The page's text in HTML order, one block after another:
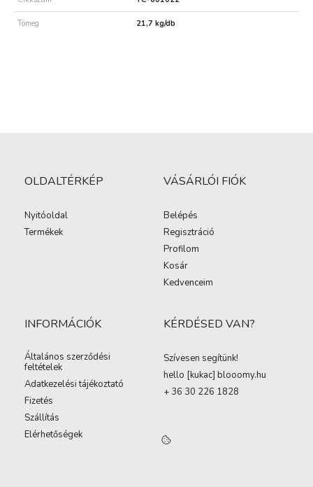
Tömeg 21,7 kg/db
OLDALTÉRKÉP
Nyitóoldal
Termékek
VÁSÁRLÓI FIÓK
Belépés
Regisztráció
Profilom
Kosár
Kedvenceim
INFORMÁCIÓK
Általános szerződési
feltételek
Adatkezelési tájékoztató
Fizetés
Szállítás
Elérhetőségek
KÉRDÉSED VAN?
Szívesen segítünk!
hello [kukac] blooomy.hu
+ 36 30 226 1828